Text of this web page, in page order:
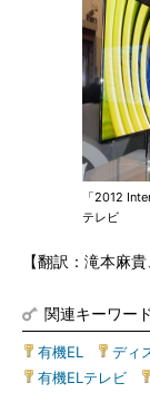
「2012
テレビ
【翻訳：滝本麻
関連キーワード
有機EL ディ
有機ELテレビ